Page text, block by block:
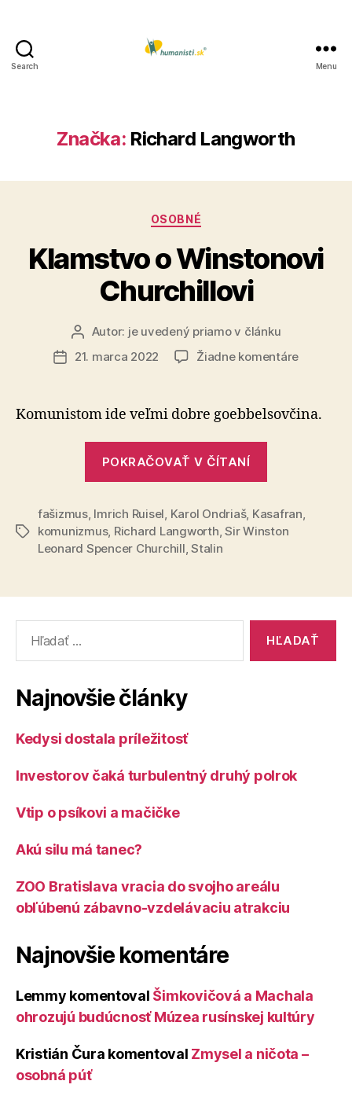
Search Menu
Značka: Richard Langworth
Kategórie
OSOBNÉ
Klamstvo o Winstonovi
Churchillovi
Autor
článku
Autor: je uvedený priamo v článku
Dátum
21. marca 2022 Žiadne komentárena
Komunistom ide veľmi dobre goebbelsovčina.
POKRAČOVAŤ V ČÍTANÍ
Značky
fašizmus, Imrich Ruisel, Karol Ondriaš, Kasafran,
komunizmus, Richard Langworth,Sir Winston
Leonard Spencer Churchill,Stalin
Najnovšie články
Kedysi dostala príležitosť
Investorov čaká turbulentný druhý polrok
Vtip o psíkovi a mačičke
Akú silu má tanec?
ZOO Bratislava vracia do svojho areálu
obľúbenú zábavno-vzdelávaciu atrakciu
Najnovšie komentáre
Lemmy komentoval Šimkovičová a Machala
ohrozujú budúcnosť Múzea rusínskej kultúry
Kristián Čura komentoval Zmysel a ničota –
osobná púť